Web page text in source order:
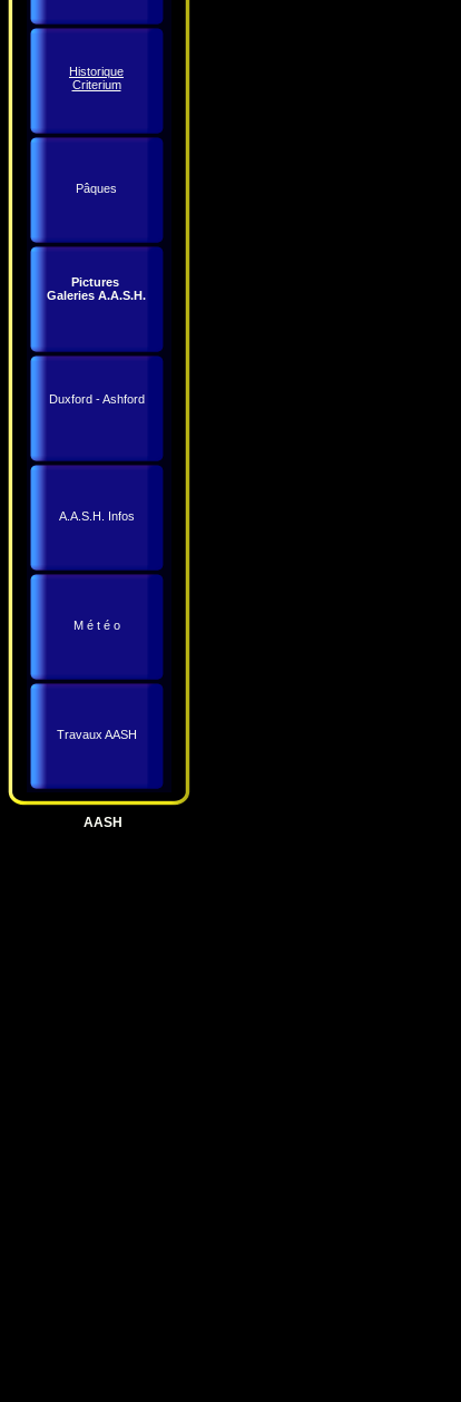
Historique
Criterium
Pâques
Pictures
Galeries A.A.S.H.
Duxford - Ashford
A.A.S.H. Infos
M é t é o
Travaux AASH
AASH